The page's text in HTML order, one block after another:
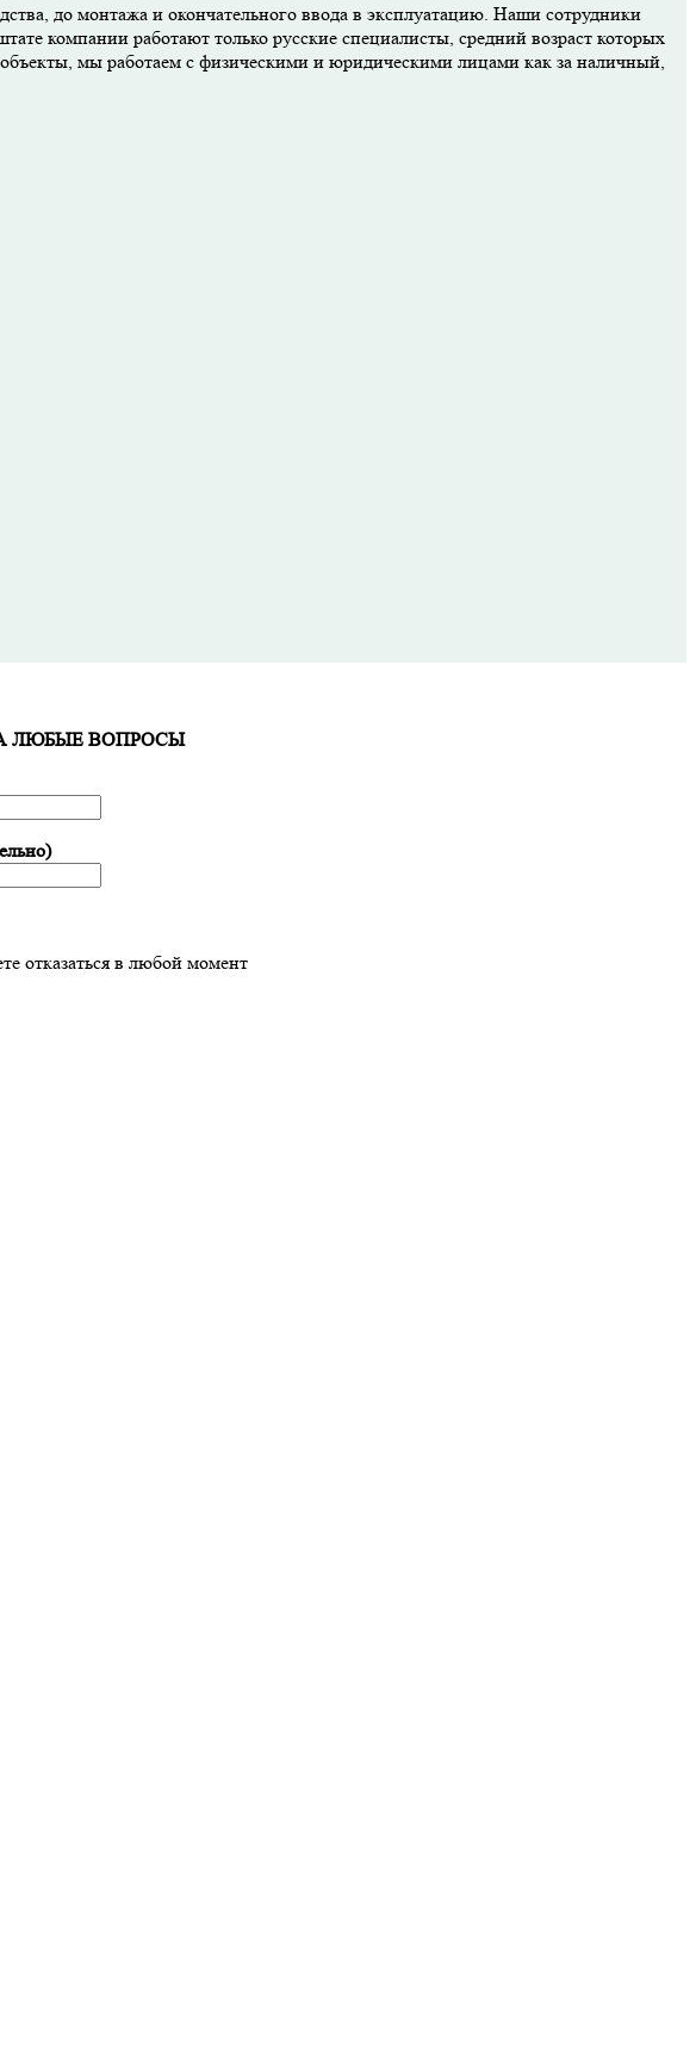
до монтажа и окончательного ввода в эксплуатацию. Наши сотрудники
компании работают только русские специалисты, средний возраст которых
мы работаем с физическими и юридическими лицами как за наличный,
ЛЮБЫЕ ВОПРОСЫ
отказаться в любой момент